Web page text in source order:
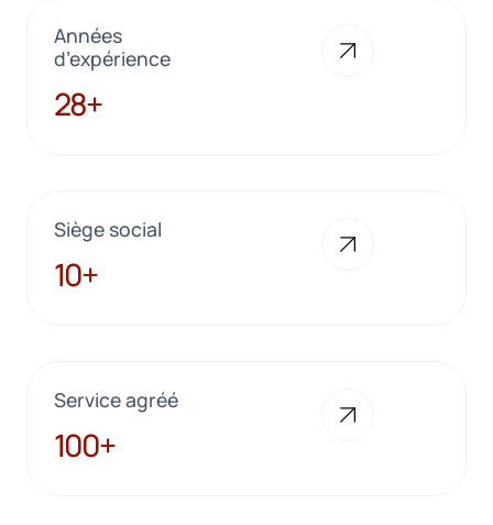
Années
d’expérience
28+
28+
Siège social
10+
10+
Service agréé
100+
100+